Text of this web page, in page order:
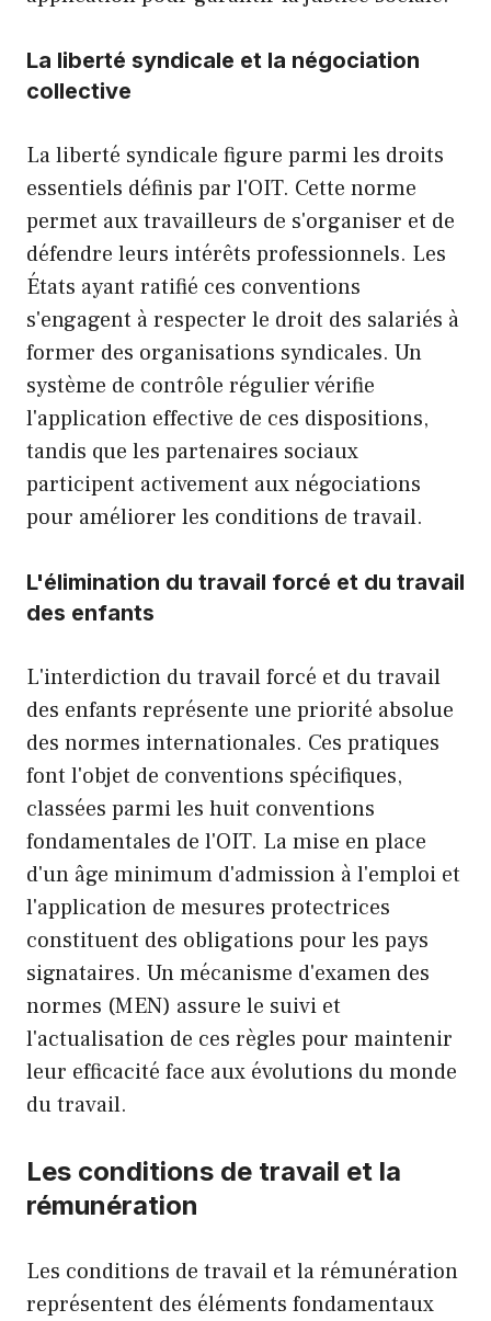
La liberté syndicale et la négociation
collective
La liberté syndicale figure parmi les droits
essentiels définis par l'OIT. Cette norme
permet aux travailleurs de s'organiser et de
défendre leurs intérêts professionnels. Les
États ayant ratifié ces conventions
s'engagent à respecter le droit des salariés à
former des organisations syndicales. Un
système de contrôle régulier vérifie
l'application effective de ces dispositions,
tandis que les partenaires sociaux
participent activement aux négociations
pour améliorer les conditions de travail.
L'élimination du travail forcé et du travail
des enfants
L'interdiction du travail forcé et du travail
des enfants représente une priorité absolue
des normes internationales. Ces pratiques
font l'objet de conventions spécifiques,
classées parmi les huit conventions
fondamentales de l'OIT. La mise en place
d'un âge minimum d'admission à l'emploi et
l'application de mesures protectrices
constituent des obligations pour les pays
signataires. Un mécanisme d'examen des
normes (MEN) assure le suivi et
l'actualisation de ces règles pour maintenir
leur efficacité face aux évolutions du monde
du travail.
Les conditions de travail et la
rémunération
Les conditions de travail et la rémunération
représentent des éléments fondamentaux